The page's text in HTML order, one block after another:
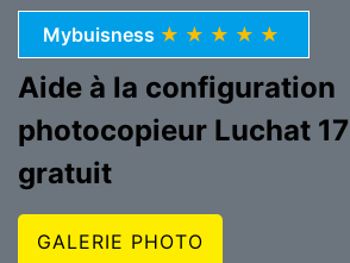
Mybuisness ★★★★★
Aide à la configuration
photocopieur Luchat
gratuit
GALERIE PHOTO